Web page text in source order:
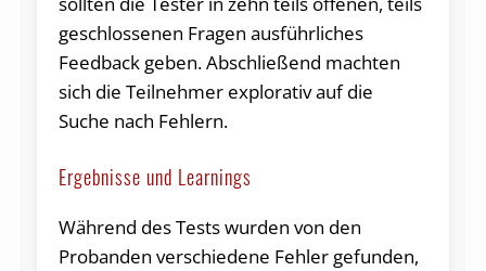
geschlossenen Fragen ausführliches
Feedback geben. Abschließend machten
sich die Teilnehmer explorativ auf die
Suche nach Fehlern.
Ergebnisse und Learnings
Während des Tests wurden von den
Probanden verschiedene Fehler gefunden,